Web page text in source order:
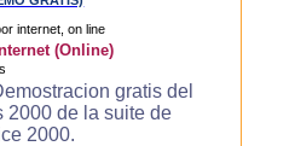
(Online)
gratis del
2000 de la suite de
2000.